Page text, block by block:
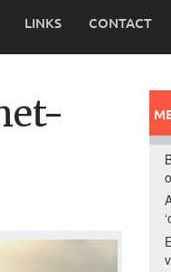
LINKS CONTACT